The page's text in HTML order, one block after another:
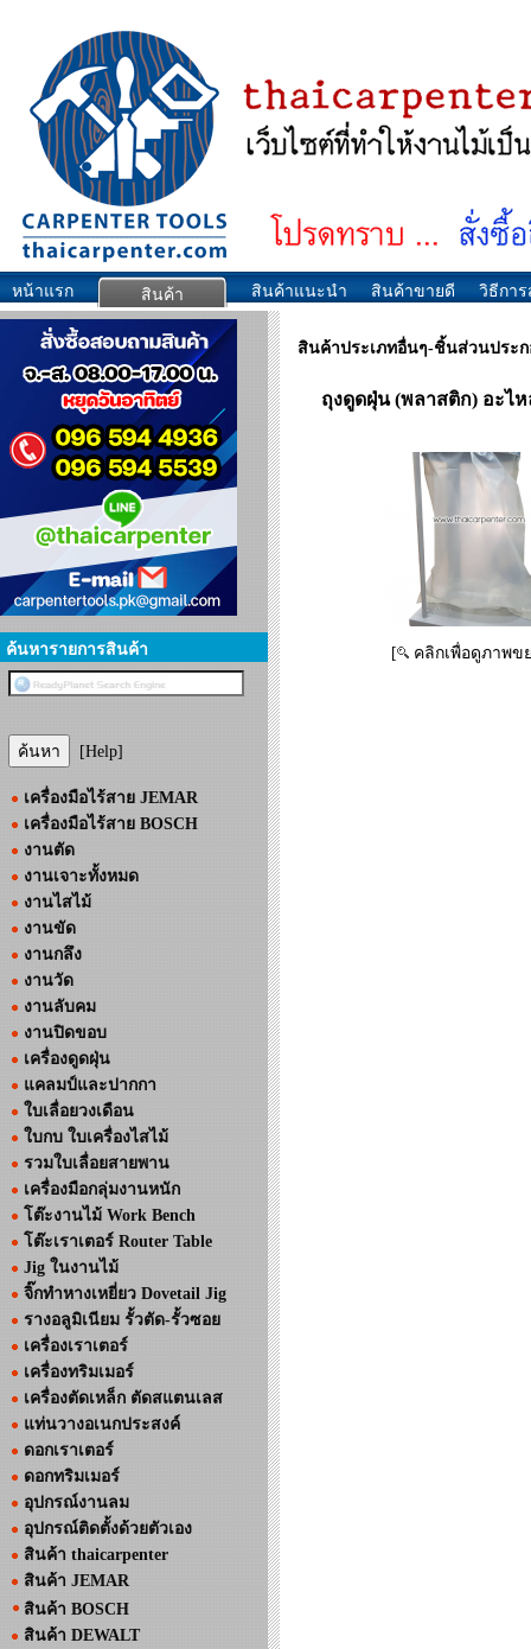
หน้าแรก สินค้า สินค้าแนะนำ สินค้าขายดี วิธีกา
ค้นหารายการสินค้า
[Help]
เครื่องมือไร้สาย JEMAR
เครื่องมือไร้สาย BOSCH
งานตัด
งานเจาะทั้งหมด
งานไสไม้
งานขัด
งานกลึง
งานวัด
งานลับคม
งานปิดขอบ
เครื่องดูดฝุ่น
แคลมป์และปากกา
ใบเลื่อยวงเดือน
ใบกบ ใบเครื่องไสไม้
รวมใบเลื่อยสายพาน
เครื่องมือกลุ่มงานหนัก
โต๊ะงานไม้ Work Bench
โต๊ะเราเตอร์ Router Table
Jig ในงานไม้
จิ๊กทำหางเหยี่ยว Dovetail Jig
รางอลูมิเนียม รั้วตัด-รั้วซอย
เครื่องเราเตอร์
เครื่องทริมเมอร์
เครื่องตัดเหล็ก ตัดสแตนเลส
แท่นวางอเนกประสงค์
ดอกเราเตอร์
ดอกทริมเมอร์
อุปกรณ์งานลม
อุปกรณ์ติดตั้งด้วยตัวเอง
สินค้า thaicarpenter
สินค้า JEMAR
สินค้า BOSCH
สินค้า DEWALT
สินค้าประเภทอื่นๆ-ชิ้นส่วนประ
ถุงดูดฝุ่น (พลาสติก) อะไห
[ คลิกเพื่อดูภาพข